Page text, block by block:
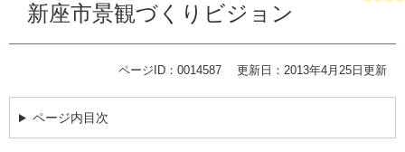
新座市景観づくりビジョン
ページID：0014587 更新日：2013年4月25日更新
ページ内目次